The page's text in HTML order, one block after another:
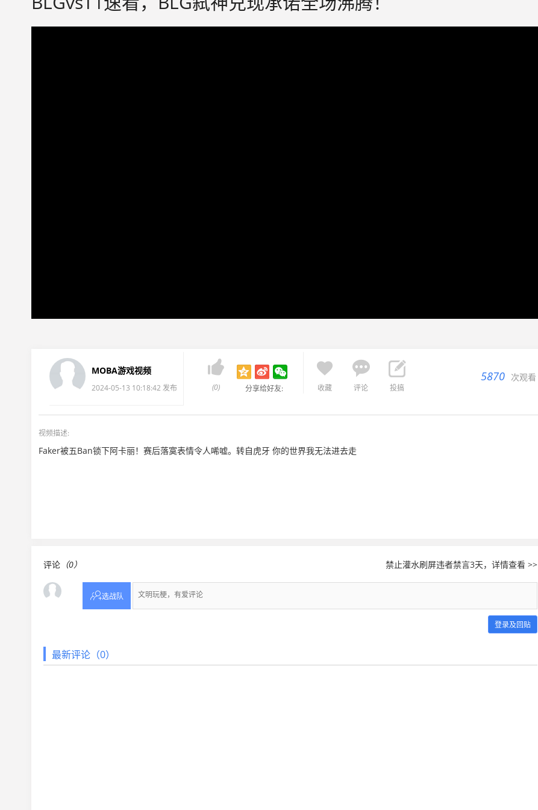
MOBA游戏视频
2024-05-13 10:18:42 发布

(0) 分享给好友:

收藏

评论

投搞
5870 次观看
视频描述:
Faker被五Ban锁下阿卡丽！赛后落寞表情令人唏嘘。转自虎牙 你的世界我无法进去走
禁止灌水刷屏违者禁言3天，详情查看 >>
评论 （0）
选战队
登录及回贴
最新评论（0）